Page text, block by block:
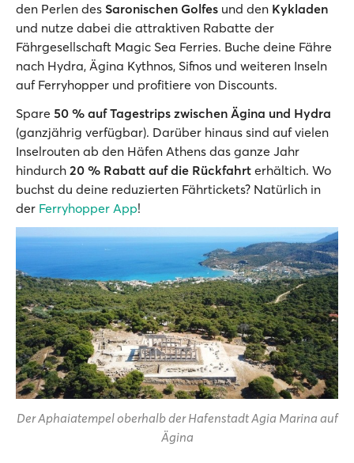
den Perlen des Saronischen Golfes und den Kykladen
und nutze dabei die attraktiven Rabatte der
Fährgesellschaft Magic Sea Ferries. Buche deine Fähre
nach Hydra, Ägina Kythnos, Sifnos und weiteren Inseln
auf Ferryhopper und profitiere von Discounts.
Spare 50 % auf Tagestrips zwischen Ägina und Hydra
(ganzjährig verfügbar). Darüber hinaus sind auf vielen
Inselrouten ab den Häfen Athens das ganze Jahr
hindurch 20 % Rabatt auf die Rückfahrt erhältich. Wo
buchst du deine reduzierten Fährtickets? Natürlich in
der Ferryhopper App!
Der Aphaiatempel oberhalb der Hafenstadt Agia Marina auf
Ägina